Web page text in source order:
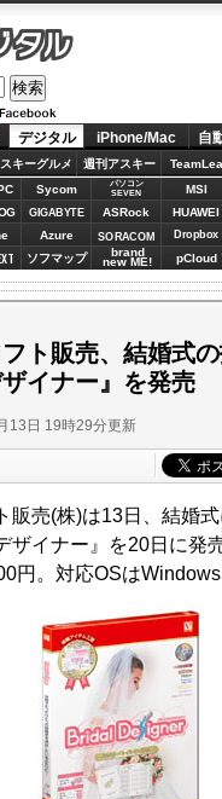
ル
デジタル iPhone/Mac 自
キーグルメ 週刊アスキー
Sycom
パソコン
SEVEN
MSI
GIGABYTE ASRock HUAWEI
Azure SORACOM Dropbox
ソフマップ brand
new ME! pCloud
フト販売、結婚式
イナー』を発売
13日 19時29分更新
販売(株)は13日、結婚
ザイナー』を20日に発
円。対応OSはWindows